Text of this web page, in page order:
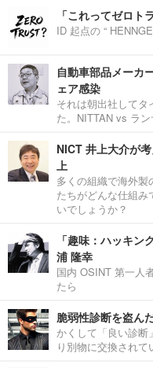
「これってゼロト
ID 起点の “
自動車部品メーカ
ェア感染
それは朝出社してタ
た。NITTAN vs ラ
NICT 井上大介が
上
多くの組織で海外
たちがどんな仕組
いでしょうか？
「趣味：ハッキ
浦 隆幸
国内 OSINT 第一人
たら
脆弱性診断を盗ん
かくして「良い診断
り別物に交換されて